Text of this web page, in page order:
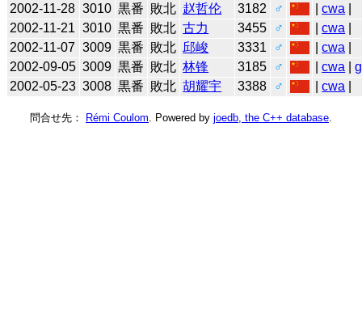
2002-11-28 3010 黒番 敗北 赵哲伦 3182 ♂ |cwa
2002-11-21 3010 黒番 敗北 古力 3455 ♂ |cwa
2002-11-07 3009 黒番 敗北 邱峻 3331 ♂ |cwa
2002-09-05 3009 黒番 敗北 林锋 3185 ♂ |cwa |
2002-05-23 3008 黒番 敗北 胡耀宇 3388 ♂ |cwa
問合せ先： Rémi Coulom . Powered by joedb, the C++ database